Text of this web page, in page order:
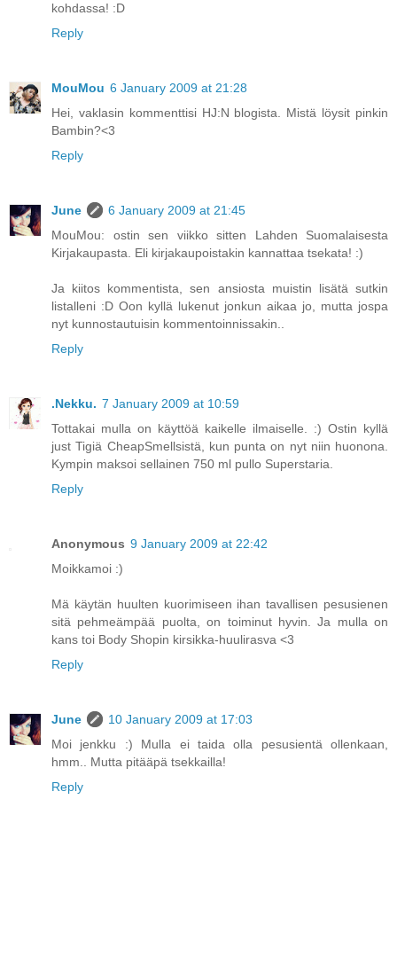
kohdassa! :D
Reply
MouMou 6 January 2009 at 21:28
Hei, vaklasin kommenttisi HJ:N blogista. Mistä löysit pinkin
Bambin?<3
Reply
June
6 January 2009 at 21:45
MouMou: ostin sen viikko sitten Lahden Suomalaisesta
Kirjakaupasta. Eli kirjakaupoistakin kannattaa tsekata! :)
Ja kiitos kommentista, sen ansiosta muistin lisätä sutkin
listalleni :D Oon kyllä lukenut jonkun aikaa jo, mutta jospa
nyt kunnostautuisin kommentoinnissakin..
Reply
.Nekku. 7 January 2009 at 10:59
Tottakai mulla on käyttöä kaikelle ilmaiselle. :) Ostin kyllä
just Tigiä CheapSmellsistä, kun punta on nyt niin huonona.
Kympin maksoi sellainen 750 ml pullo Superstaria.
Reply
Anonymous 9 January 2009 at 22:42
Moikkamoi :)
Mä käytän huulten kuorimiseen ihan tavallisen pesusienen
sitä pehmeämpää puolta, on toiminut hyvin. Ja mulla on
kans toi Body Shopin kirsikka-huulirasva <3
Reply
June
10 January 2009 at 17:03
Moi jenkku :) Mulla ei taida olla pesusientä ollenkaan,
hmm.. Mutta pitääpä tsekkailla!
Reply